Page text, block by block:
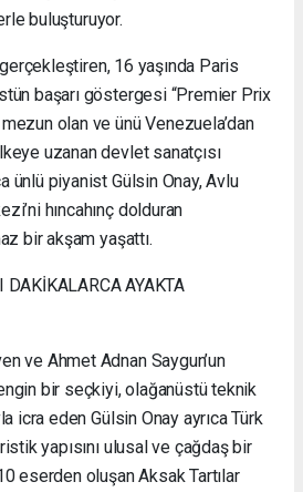
buluşturuyor.
16 yaşında Paris
başarı göstergesi “Premier Prix
olan ve ünü Venezuela’dan
uzanan devlet sanatçısı
ünlü piyanist Gülsin Onay, Avlu
hıncahınç dolduran
bir akşam yaşattı.
AYAKTA
ve Ahmet Adnan Saygun’un
bir seçkiyi, olağanüstü teknik
icra eden Gülsin Onay ayrıca Türk
yapısını ulusal ve çağdaş bir
eserden oluşan Aksak Tartılar